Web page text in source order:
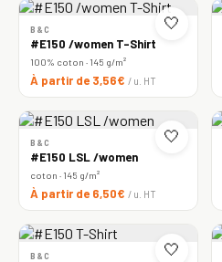
🤍
B&C
#E150 /women T-Shirt
100% coton · 145 g/m²
À partir de 3,56€ / u. HT
🤍
B&C
#E150 LSL /women
coton · 145 g/m²
À partir de 6,50€ / u. HT
🤍
B&C